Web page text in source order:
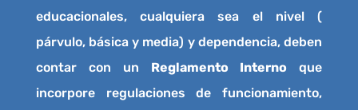
educacionales, cualquiera sea el nivel (
párvulo, básica y media) y dependencia, deben
contar con un
Reglamento Interno
que
incorpore regulaciones de funcionamiento,